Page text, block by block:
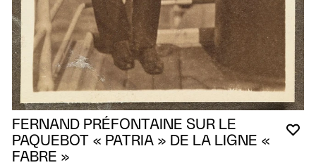
FERNAND PRÉFONTAINE SUR LE
PAQUEBOT « PATRIA » DE LA LIGNE «
FABRE »